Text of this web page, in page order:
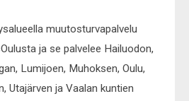
muutosturvapalvelu
ja se palvelee Hailuodon,
Lumijoen, Muhoksen, Oulu,
Utajärven ja Vaalan kuntien